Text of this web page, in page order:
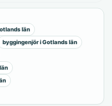
län
byggingenjör i Gotlands län